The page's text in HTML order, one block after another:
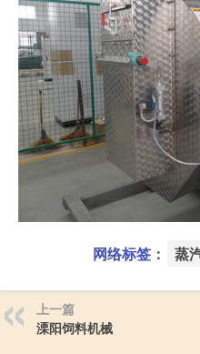
网络标签： 蒸
上一篇
溧阳饲料机械